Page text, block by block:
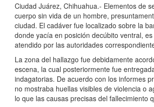
Ciudad Juárez, Chihuahua.- Elementos de
cuerpo sin vida de un hombre,
ciudad. El cadáver fue localizado sobre la
donde yacía en posición decúbito ventral,
atendido por las autoridades
La zona del hallazgo fue debidamente
escena, la cual posteriormente fue
indagatorias. De acuerdo con los informes
no mostraba huellas visibles de violencia o
lo que las causas precisas del fallecimiento